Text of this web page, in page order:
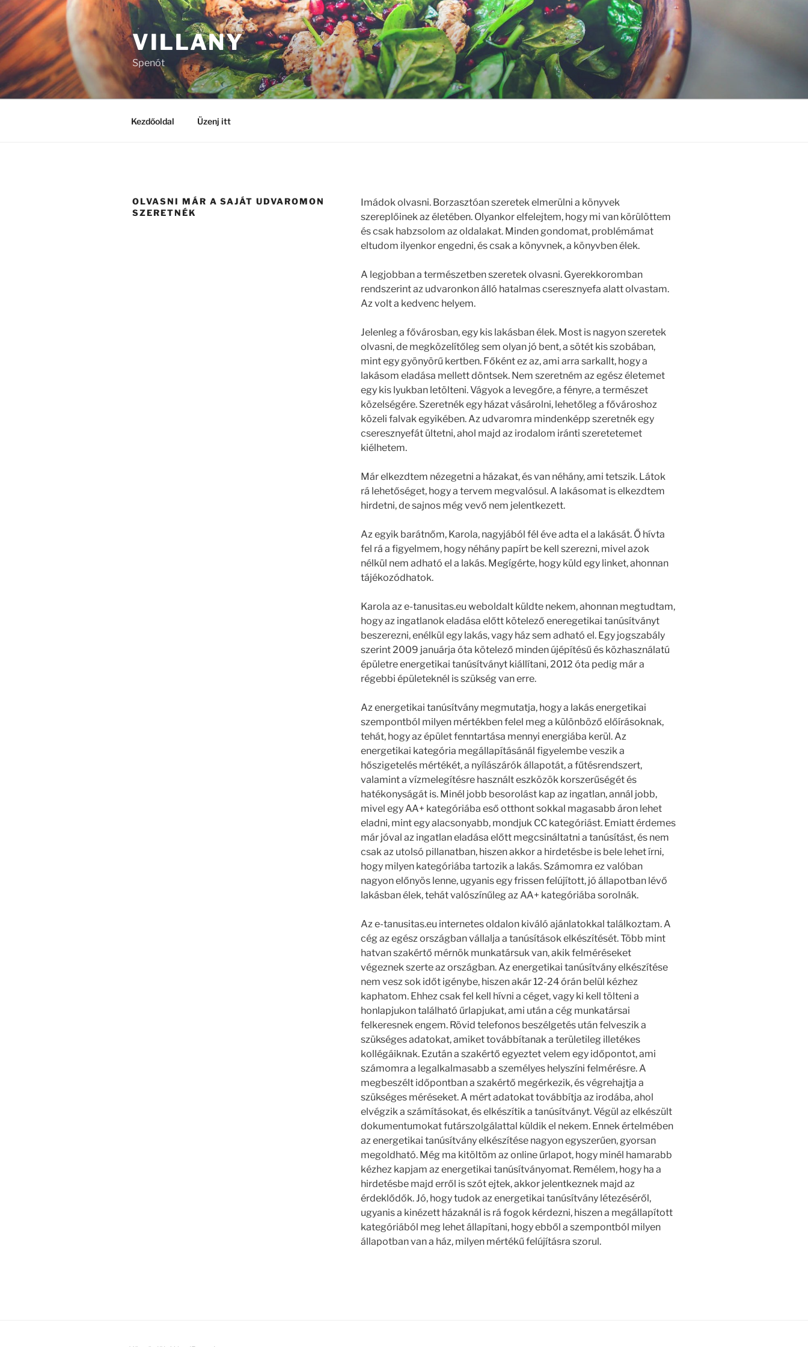
Tartalomhoz
VILLANY
Spenót
Kezdőoldal Üzenj itt
OLVASNI MÁR A SAJÁT UDVAROMON
SZERETNÉK
Imádok olvasni. Borzasztóan szeretek elmerülni a könyvek
szereplőinek az életében. Olyankor elfelejtem, hogy mi van körülöttem
és csak habzsolom az oldalakat. Minden gondomat, problémámat
eltudom ilyenkor engedni, és csak a könyvnek, a könyvben élek.
A legjobban a természetben szeretek olvasni. Gyerekkoromban
rendszerint az udvaronkon álló hatalmas cseresznyefa alatt olvastam.
Az volt a kedvenc helyem.
Jelenleg a fővárosban, egy kis lakásban élek. Most is nagyon szeretek
olvasni, de megközelítőleg sem olyan jó bent, a sötét kis szobában,
mint egy gyönyörű kertben. Főként ez az, ami arra sarkallt, hogy a
lakásom eladása mellett döntsek. Nem szeretném az egész életemet
egy kis lyukban letölteni. Vágyok a levegőre, a fényre, a természet
közelségére. Szeretnék egy házat vásárolni, lehetőleg a fővároshoz
közeli falvak egyikében. Az udvaromra mindenképp szeretnék egy
cseresznyefát ültetni, ahol majd az irodalom iránti szeretetemet
kiélhetem.
Már elkezdtem nézegetni a házakat, és van néhány, ami tetszik. Látok
rá lehetőséget, hogy a tervem megvalósul. A lakásomat is elkezdtem
hirdetni, de sajnos még vevő nem jelentkezett.
Az egyik barátnőm, Karola, nagyjából fél éve adta el a lakását. Ő hívta
fel rá a figyelmem, hogy néhány papírt be kell szerezni, mivel azok
nélkül nem adható el a lakás. Megígérte, hogy küld egy linket, ahonnan
tájékozódhatok.
Karola az e-tanusitas.eu weboldalt küldte nekem, ahonnan megtudtam,
hogy az ingatlanok eladása előtt kötelező eneregetikai tanúsítványt
beszerezni, enélkül egy lakás, vagy ház sem adható el. Egy jogszabály
szerint 2009 januárja óta kötelező minden újépítésű és közhasználatú
épületre energetikai tanúsítványt kiállítani, 2012 óta pedig már a
régebbi épületeknél is szükség van erre.
Az energetikai tanúsítvány megmutatja, hogy a lakás energetikai
szempontból milyen mértékben felel meg a különböző előírásoknak,
tehát, hogy az épület fenntartása mennyi energiába kerül. Az
energetikai kategória megállapításánál figyelembe veszik a
hőszigetelés mértékét, a nyílászárók állapotát, a fűtésrendszert,
valamint a vízmelegítésre használt eszközök korszerűségét és
hatékonyságát is. Minél jobb besorolást kap az ingatlan, annál jobb,
mivel egy AA+ kategóriába eső otthont sokkal magasabb áron lehet
eladni, mint egy alacsonyabb, mondjuk CC kategóriást. Emiatt érdemes
már jóval az ingatlan eladása előtt megcsináltatni a tanúsítást, és nem
csak az utolsó pillanatban, hiszen akkor a hirdetésbe is bele lehet írni,
hogy milyen kategóriába tartozik a lakás. Számomra ez valóban
nagyon előnyös lenne, ugyanis egy frissen felújított, jó állapotban lévő
lakásban élek, tehát valószínűleg az AA+ kategóriába sorolnák.
Az e-tanusitas.eu internetes oldalon kiváló ajánlatokkal találkoztam. A
cég az egész országban vállalja a tanúsítások elkészítését. Több mint
hatvan szakértő mérnök munkatársuk van, akik felméréseket
végeznek szerte az országban. Az energetikai tanúsítvány elkészítése
nem vesz sok időt igénybe, hiszen akár 12-24 órán belül kézhez
kaphatom. Ehhez csak fel kell hívni a céget, vagy ki kell tölteni a
honlapjukon található űrlapjukat, ami után a cég munkatársai
felkeresnek engem. Rövid telefonos beszélgetés után felveszik a
szükséges adatokat, amiket továbbítanak a területileg illetékes
kollégáiknak. Ezután a szakértő egyeztet velem egy időpontot, ami
számomra a legalkalmasabb a személyes helyszíni felmérésre. A
megbeszélt időpontban a szakértő megérkezik, és végrehajtja a
szükséges méréseket. A mért adatokat továbbítja az irodába, ahol
elvégzik a számításokat, és elkészítik a tanúsítványt. Végül az elkészült
dokumentumokat futárszolgálattal küldik el nekem. Ennek értelmében
az energetikai tanúsítvány elkészítése nagyon egyszerűen, gyorsan
megoldható. Még ma kitöltöm az online űrlapot, hogy minél hamarabb
kézhez kapjam az energetikai tanúsítványomat. Remélem, hogy ha a
hirdetésbe majd erről is szót ejtek, akkor jelentkeznek majd az
érdeklődők. Jó, hogy tudok az energetikai tanúsítvány létezéséről,
ugyanis a kinézett házaknál is rá fogok kérdezni, hiszen a megállapított
kategóriából meg lehet állapítani, hogy ebből a szempontból milyen
állapotban van a ház, milyen mértékű felújításra szorul.